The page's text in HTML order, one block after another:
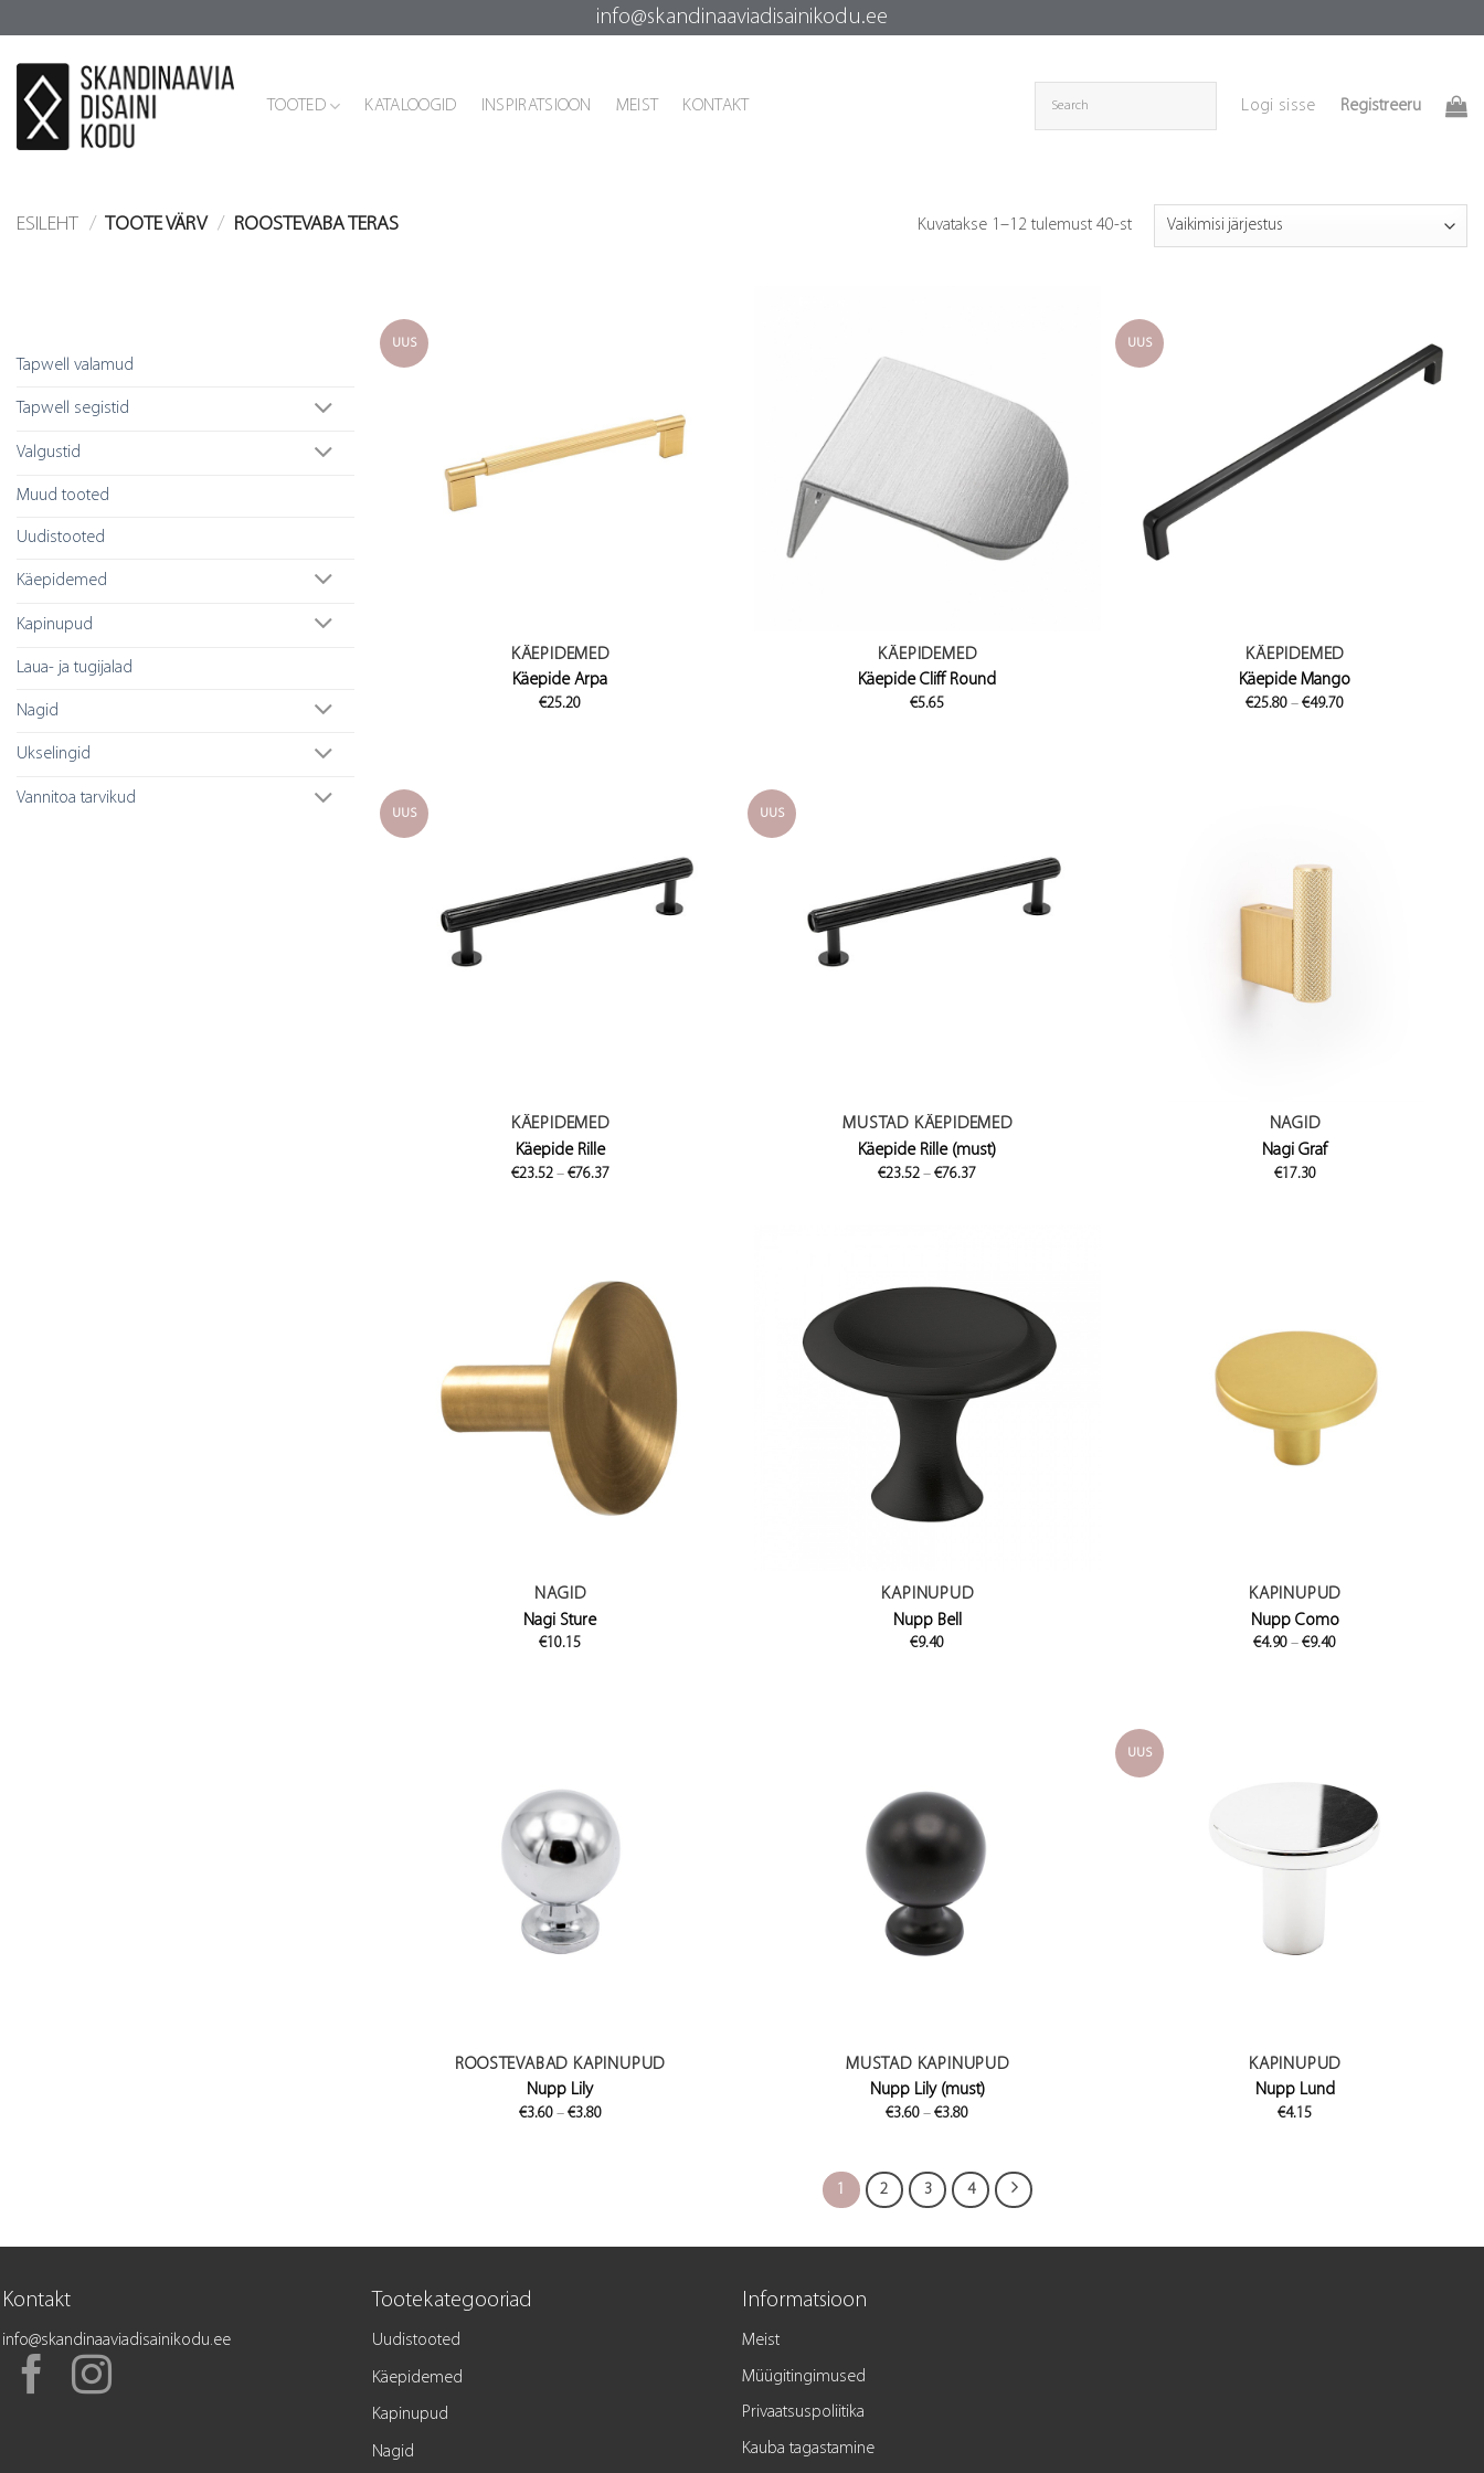
to
content
info@skandinaaviadisainikodu.ee
TOOTED KATALOOGID INSPIRATSIOON MEIST KONTAKT Logi sisse Registreeru
ESILEHT / TOOTE VÄRV / ROOSTEVABA TERAS Kuvatakse 1–12 tulemust 40-st
Tapwell valamud
Tapwell segistid
Valgustid
Muud tooted
Uudistooted
Käepidemed
Kapinupud
Laua- ja tugijalad
Nagid
Ukselingid
Vannitoa tarvikud
UUS
KÄEPIDEMED
Käepide Arpa
€25.20
KÄEPIDEMED
Käepide Cliff Round
€5.65
UUS
KÄEPIDEMED
Käepide Mango
€25.80 – €49.70Price
UUS
KÄEPIDEMED
Käepide Rille
€23.52 – €76.37Price
UUS
MUSTAD KÄEPIDEMED
Käepide Rille (must)
€23.52 – €76.37Price
NAGID
Nagi Graf
€17.30
NAGID
Nagi Sture
€10.15
KAPINUPUD
Nupp Bell
€9.40
KAPINUPUD
Nupp Como
€4.90 – €9.40Price
ROOSTEVABAD KAPINUPUD
Nupp Lily
€3.60 – €3.80Price
MUSTAD KAPINUPUD
Nupp Lily (must)
€3.60 – €3.80Price
€3.80
UUS
KAPINUPUD
Nupp Lund
€4.15
1 2 3 4
Kontakt
info@skandinaaviadisainikodu.ee
Tootekategooriad
Uudistooted
Käepidemed
Kapinupud
Nagid
Informatsioon
Meist
Müügitingimused
Privaatsuspoliitika
Kauba tagastamine